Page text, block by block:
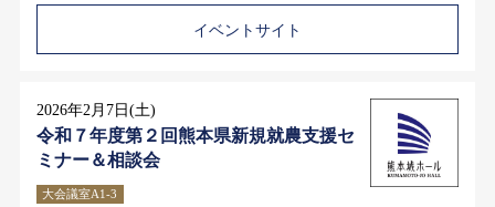
イベントサイト
2026年2月7日(土)
令和７年度第２回熊本県新規就農支援セ
ミナー＆相談会
大会議室A1-3